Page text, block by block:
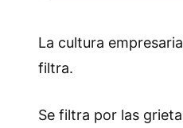
La cultura
filtra.
Se filtra por las